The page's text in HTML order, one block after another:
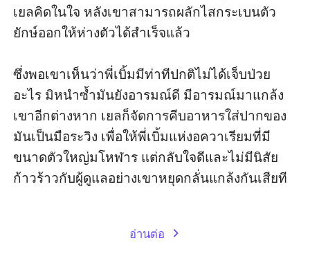
เยลคิดในใจ หลังเขาสามารถผลักไสกระเบนตัว
ยักษ์ออกให้ห่างตัวได้สำเร็จแล้ว
ซึ่งพอเขาเห็นว่าพี่เบิ้มมีท่าทีปกติไม่ได้เจ็บป่วย
อะไร มิหนำซ้ำมันยังอารมณ์ดี มีอารมณ์มาแกล้ง
เขาอีกต่างหาก เยลก็จัดการคีบอาหารใส่ปากของ
มันเป็นมือระวิง เพื่อให้พี่เบิ้มแห่งอควาเรียมที่มี
ขนาดตัวใหญ่มโหฬาร แต่กลับใจดีและไม่มีนิสัย
ก้าวร้าวกับผู้ดูแลอย่างเขาหยุดกลั่นแกล้งกันเสียที
อ่านต่อ expand_more